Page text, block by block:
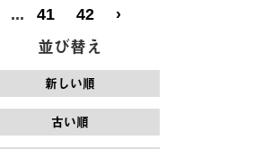
... 41 42 ›
並び替え
新しい順
古い順